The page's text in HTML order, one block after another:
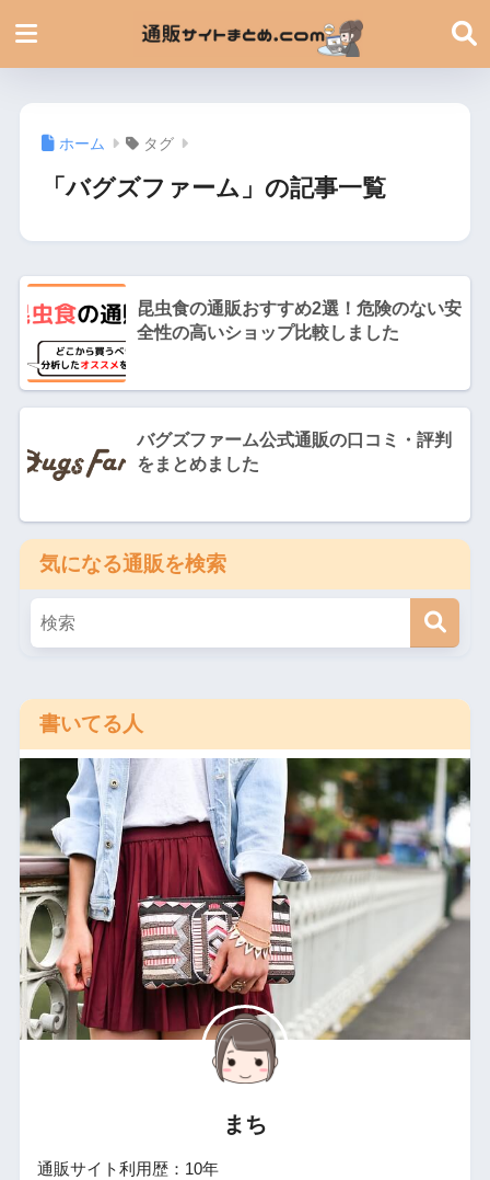
ホーム タグ
「バグズファーム」の記事一覧
昆虫食の通販おすすめ2選！危険のない安
全性の高いショップ比較しました
バグズファーム公式通販の口コミ・評判
をまとめました
気になる通販を検索
書いてる人
まち
通販サイト利用歴：10年